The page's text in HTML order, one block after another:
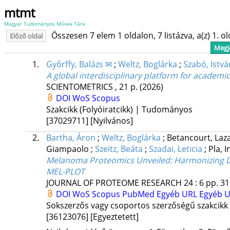
mtmt
Magyar Tudományos Művek Tára
Előző oldal Összesen 7 elem 1 oldalon, 7 listázva, a(z) 1.
1. Győrffy, Balázs ✉; Weltz, Boglárka ; Szabó,
A global interdisciplinary platform for
SCIENTOMETRICS , 21 p. (2026)
DOI WoS Scopus
Szakcikk (Folyóiratcikk) | Tudományos
[37029711] [Nyilvános]
2.
Bartha, Áron ; Weltz, Boglárka ; Betancourt,
Giampaolo ; Szeitz, Beáta ; Szadai, Leticia ; Pla,
Melanoma Proteomics Unveiled: Harmonizing
MEL-PLOT
JOURNAL OF PROTEOME RESEARCH 24: 6 pp.
DOI WoS Scopus PubMed Egyéb URL Egyéb
Sokszerzős vagy csoportos szerzőségű
[36123076] [Egyeztetett]